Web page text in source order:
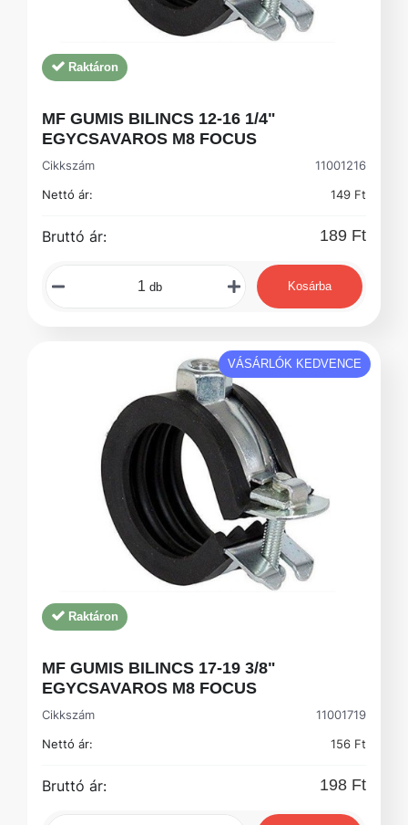
Raktáron
MF GUMIS BILINCS 12-16 1/4"
EGYCSAVAROS M8 FOCUS
Cikkszám
11001216
Nettó ár:
149 Ft
Bruttó ár: 189 Ft
db Kosárba
VÁSÁRLÓK KEDVENCE
Raktáron
MF GUMIS BILINCS 17-19 3/8"
EGYCSAVAROS M8 FOCUS
Cikkszám
11001719
Nettó ár:
156 Ft
Bruttó ár: 198 Ft